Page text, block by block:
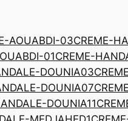
AOUABDI-03CREME-
01CREME-
DOUNIA03
DOUNIA07
DOUNIA11